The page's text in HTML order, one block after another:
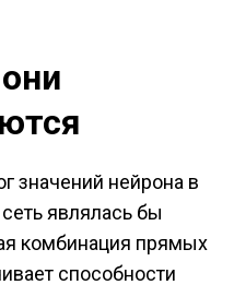
значений нейрона в
являлась бы
комбинация прямых
способности